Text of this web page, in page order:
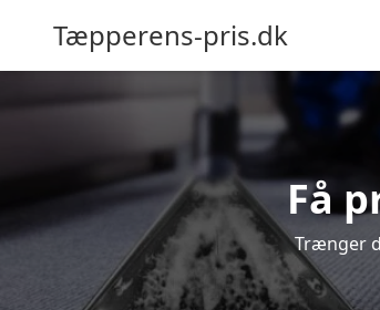
Tæpperens-pris.dk
Få
Trænger